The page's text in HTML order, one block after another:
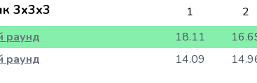
3x3x3 1 2
раунд 18.11
раунд 14.09